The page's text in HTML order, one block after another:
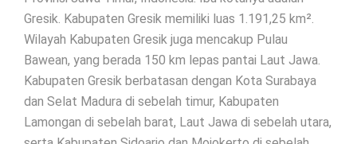
Gresik. Kabupaten Gresik memiliki luas 1.191,25 km².
Wilayah Kabupaten Gresik juga mencakup Pulau
Bawean, yang berada 150 km lepas pantai Laut Jawa.
Kabupaten Gresik berbatasan dengan Kota Surabaya
dan Selat Madura di sebelah timur, Kabupaten
Lamongan di sebelah barat, Laut Jawa di sebelah utara,